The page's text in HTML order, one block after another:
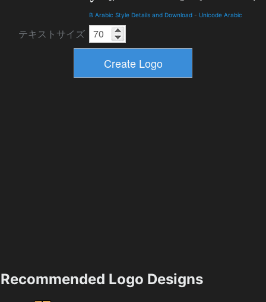
B Arabic Style Details and Download - Unicode Arabic
テキストサイズ
Recommended Logo Designs